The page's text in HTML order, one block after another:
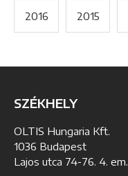
2016 2015
SZÉKHELY
OLTIS Hungaria Kft.
1036 Budapest
Lajos utca 74-76. 4. em.